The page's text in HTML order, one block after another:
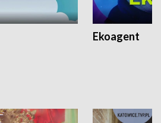
Ekoagent